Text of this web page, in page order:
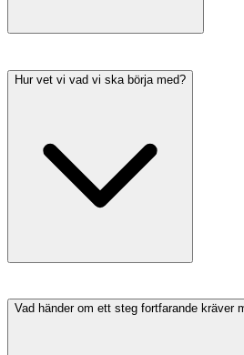
Hur vet vi vad vi ska börja med?
Vad händer om ett steg fortfarande kräver